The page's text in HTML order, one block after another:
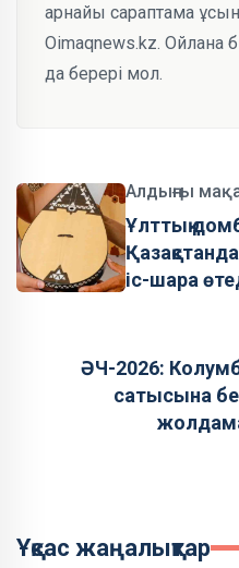
арнайы сараптама
Oimaqnews.kz. Ойлана
да берері мол.
Алдыңғы
Ұлттық
іс-шара
ӘЧ-2026:
сатысына
Ұқсас жаңалықтар